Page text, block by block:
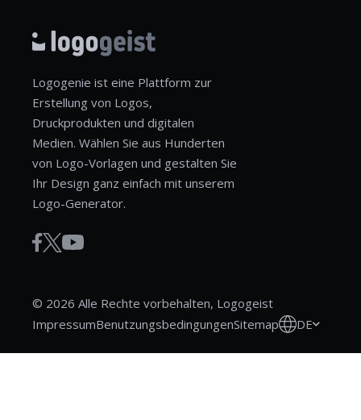
Logogenie ist eine Plattform zur
Erstellung von Logos,
Druckprodukten und digitalen
Medien. Wählen Sie aus Hunderten
von Logo-Vorlagen und gestalten Sie
Ihr Design ganz einfach mit unserem
Logo-Generator.
© 2026 Alle Rechte vorbehalten, Logogeist
ImpressumBenutzungsbedingungenSitemap DE